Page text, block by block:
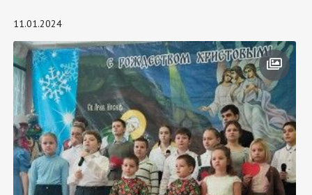
11.01.2024